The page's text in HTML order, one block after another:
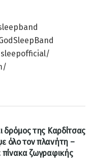
δρόμος της Καρδίτσας
όλο τον πλανήτη –
πίνακα ζωγραφικής